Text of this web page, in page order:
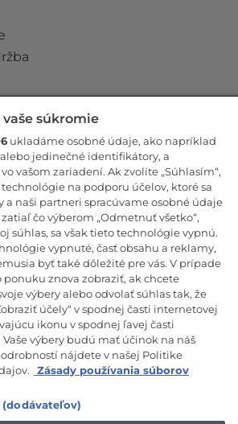
náš newsletter
S.r.I. – Jednoosobová spol. s r.o. –
Via Comolli, 57 – 20861 Brugherio
SÍDLA: Via Privata Eden
(MB) a Via Trento č. 20/A-22 –
Taliansko – Tel.: +39.039.2086.1 – Fax:
imanie 35 000 000,00 € plne splatené
číslo a číslo zápisu v obchodnom registri
04666310158 – DIČ 00786860965 –
jednotky: MB-1033934 – Oprávnenie IT
spoločnosti riadi a koordinuje spoločnosť
súkromie
ukladáme osobné údaje, ako napríklad
jedinečné identifikátory, a
vašom zariadení. Ak zvolíte „Súhlasím“,
na podporu účelov, ktoré sa
a naši partneri spracúvame osobné údaje
čo výberom „Odmetnuť všetko“,
súhlas, sa však tieto technológie vypnú.
vypnuté, časť obsahu a reklamy,
byť také dôležité pre vás. V prípade
znova zobraziť, ak chcete
výbery alebo odvolať súhlas tak, že
účely“ v spodnej časti internetovej
ikonu v spodnej ľavej časti
výbery budú mať účinok na náš
nájdete v našej Politike
Zásady používania súborov